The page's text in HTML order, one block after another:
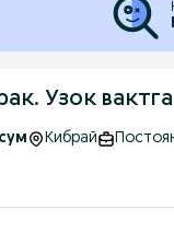
Узок
Кибрай